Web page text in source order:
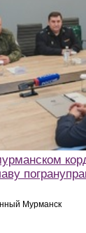
Мурманск